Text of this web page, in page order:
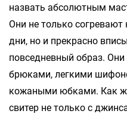
назвать абсолютным
Они не только
дни, но и прекрасно
повседневный образ.
брюками, легкими
кожаными юбками. Как
свитер не только с